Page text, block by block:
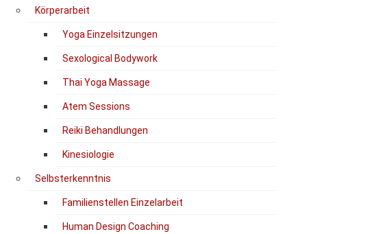
Körperarbeit
Yoga Einzelsitzungen
Sexological Bodywork
Thai Yoga Massage
Atem Sessions
Reiki Behandlungen
Kinesiologie
Selbsterkenntnis
Familienstellen Einzelarbeit
Human Design Coaching